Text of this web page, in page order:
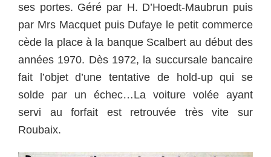
ses portes. Géré par H. D’Hoedt-Maubrun puis
par Mrs Macquet puis Dufaye le petit commerce
cède la place à la banque Scalbert au début des
années 1970. Dès 1972, la succursale bancaire
fait l’objet d’une tentative de hold-up qui se
solde par un échec…La voiture volée ayant
servi au forfait est retrouvée très vite sur
Roubaix.